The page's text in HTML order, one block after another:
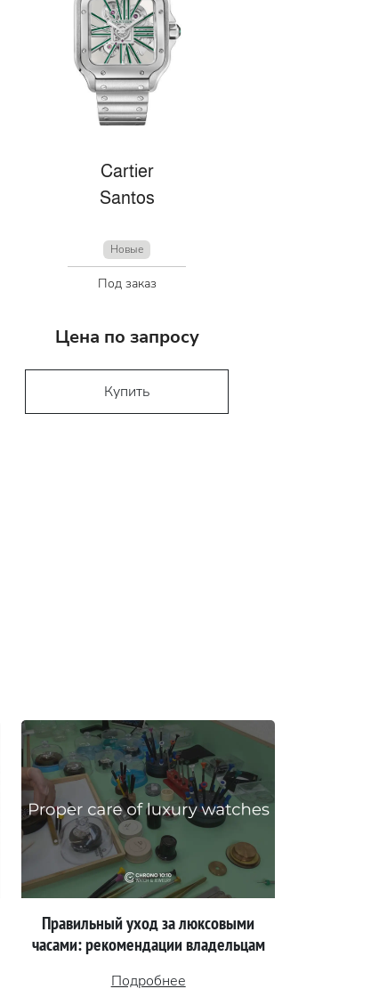
Cartier
Santos
Новые
Под заказ
Цена по запросу
Купить
Правильный уход за люксовыми
часами: рекомендации владельцам
Подробнее